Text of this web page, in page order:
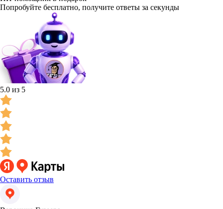
Попробуйте бесплатно, получите ответы за секунды
5.0 из 5
Оставить отзыв